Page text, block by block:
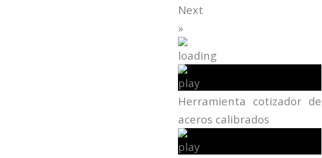
Next
»
Herramienta cotizador de
aceros calibrados